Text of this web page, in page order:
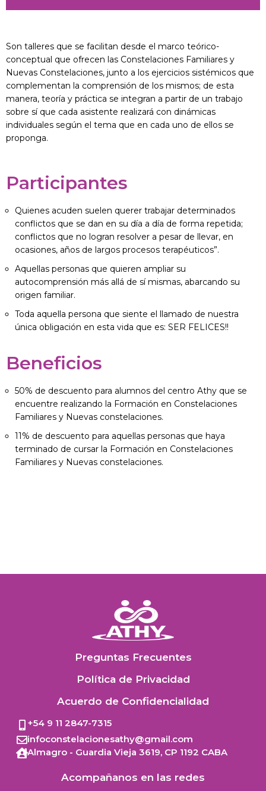
Son talleres que se facilitan desde el marco teórico-
conceptual que ofrecen las Constelaciones Familiares y
Nuevas Constelaciones, junto a los ejercicios sistémicos que
complementan la comprensión de los mismos; de esta
manera, teoría y práctica se integran a partir de un trabajo
sobre sí que cada asistente realizará con dinámicas
individuales según el tema que en cada uno de ellos se
proponga.
Participantes
Quienes acuden suelen querer trabajar determinados
conflictos que se dan en su día a día de forma repetida;
conflictos que no logran resolver a pesar de llevar, en
ocasiones, años de largos procesos terapéuticos”.
Aquellas personas que quieren ampliar su
autocomprensión más allá de sí mismas, abarcando su
origen familiar.
Toda aquella persona que siente el llamado de nuestra
única obligación en esta vida que es: SER FELICES!!
Beneficios
50% de descuento para alumnos del centro Athy que se
encuentre realizando la Formación en Constelaciones
Familiares y Nuevas constelaciones.
11% de descuento para aquellas personas que haya
terminado de cursar la Formación en Constelaciones
Familiares y Nuevas constelaciones.
Preguntas Frecuentes
Política de Privacidad
Acuerdo de Confidencialidad
+54 9 11 2847-7315
infoconstelacionesathy@gmail.com
Almagro - Guardia Vieja 3619, CP 1192 CABA
Acompañanos en las redes